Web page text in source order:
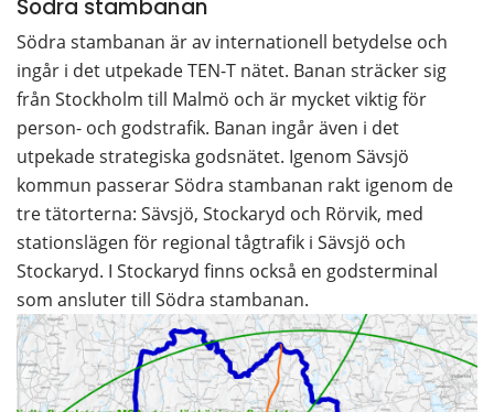
Södra stambanan
Södra stambanan är av internationell betydelse och
ingår i det utpekade TEN-T nätet. Banan sträcker sig
från Stockholm till Malmö och är mycket viktig för
person- och godstrafik. Banan ingår även i det
utpekade strategiska godsnätet. Igenom Sävsjö
kommun passerar Södra stambanan rakt igenom de
tre tätorterna: Sävsjö, Stockaryd och Rörvik, med
stationslägen för regional tågtrafik i Sävsjö och
Stockaryd. I Stockaryd finns också en godsterminal
som ansluter till Södra stambanan.